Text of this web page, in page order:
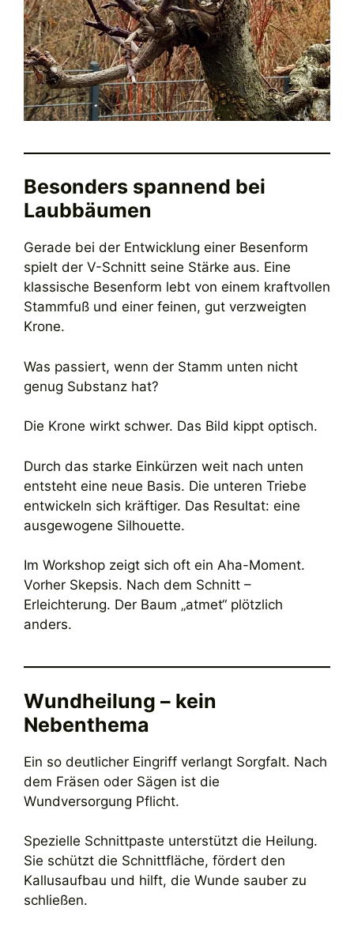
Besonders spannend bei
Laubbäumen
Gerade bei der Entwicklung einer Besenform
spielt der V-Schnitt seine Stärke aus. Eine
klassische Besenform lebt von einem kraftvollen
Stammfuß und einer feinen, gut verzweigten
Krone.
Was passiert, wenn der Stamm unten nicht
genug Substanz hat?
Die Krone wirkt schwer. Das Bild kippt optisch.
Durch das starke Einkürzen weit nach unten
entsteht eine neue Basis. Die unteren Triebe
entwickeln sich kräftiger. Das Resultat: eine
ausgewogene Silhouette.
Im Workshop zeigt sich oft ein Aha-Moment.
Vorher Skepsis. Nach dem Schnitt –
Erleichterung. Der Baum „atmet“ plötzlich
anders.
Wundheilung – kein
Nebenthema
Ein so deutlicher Eingriff verlangt Sorgfalt. Nach
dem Fräsen oder Sägen ist die
Wundversorgung Pflicht.
Spezielle Schnittpaste unterstützt die Heilung.
Sie schützt die Schnittfläche, fördert den
Kallusaufbau und hilft, die Wunde sauber zu
schließen.